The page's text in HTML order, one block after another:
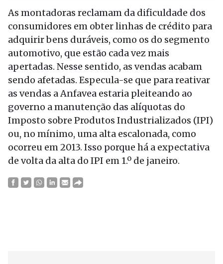
As montadoras reclamam da dificuldade dos
consumidores em obter linhas de crédito para
adquirir bens duráveis, como os do segmento
automotivo, que estão cada vez mais
apertadas. Nesse sentido, as vendas acabam
sendo afetadas. Especula-se que para reativar
as vendas a Anfavea estaria pleiteando ao
governo a manutenção das alíquotas do
Imposto sobre Produtos Industrializados (IPI)
ou, no mínimo, uma alta escalonada, como
ocorreu em 2013. Isso porque há a expectativa
de volta da alta do IPI em 1.º de janeiro.